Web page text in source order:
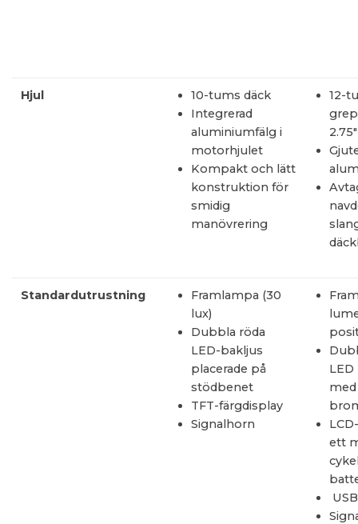
Hjul
10-tums däck
Integrerad
aluminiumfälg i
motorhjulet
Kompakt och lätt
konstruktion för
smidig
manövrering
12-
Standardutrustning
Framlampa (30
lux)
Dubbla röda
LED-bakljus
placerade på
stödbenet
TFT-färgdisplay
Signalhorn
med
ett